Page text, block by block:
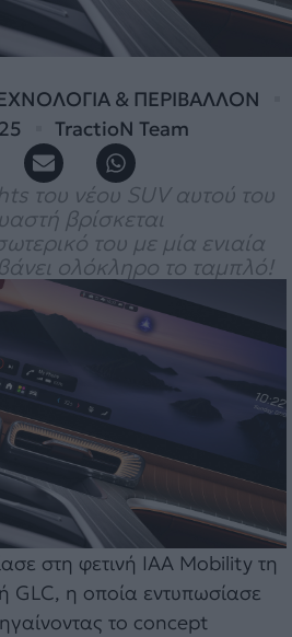
& ΠΕΡΙΒΑΛΛΟΝ
TractioN Team
του νέου SUV αυτού του
βρίσκεται
του με μία ενιαία
ολόκληρο το ταμπλό!
στη φετινή IAA Mobility τη
GLC, η οποία εντυπωσίασε
το concept